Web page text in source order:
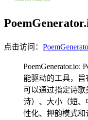
点击访问：
PoemGenerator.io:
能驱动的工具，
可以通过指定诗
诗）、大小（短
性化、押韵模式和